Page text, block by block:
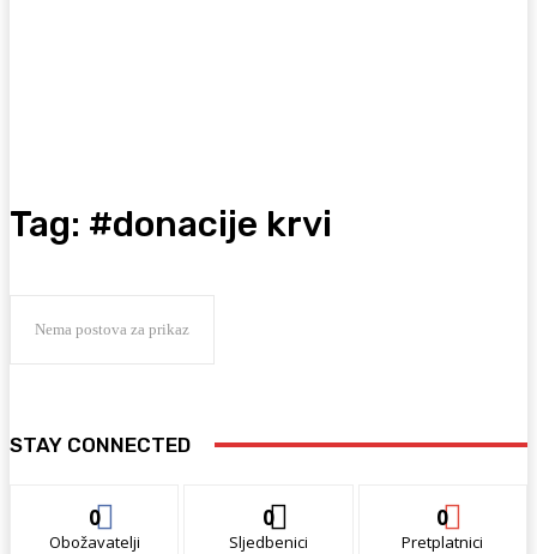
Tag: #donacije krvi
Nema postova za prikaz
STAY CONNECTED
0
Obožavatelji
0
Sljedbenici
0
Pretplatnici